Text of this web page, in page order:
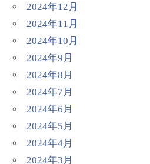
2024年12月
2024年11月
2024年10月
2024年9月
2024年8月
2024年7月
2024年6月
2024年5月
2024年4月
2024年3月